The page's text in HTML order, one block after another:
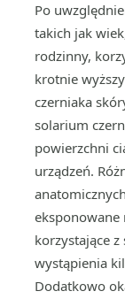
Po
takich jak
rodzinny,
krotnie
czerniaka
solarium
powierzchni
urządzeń.
eksponowane
korzystające
wystąpienia
Dodatkowo